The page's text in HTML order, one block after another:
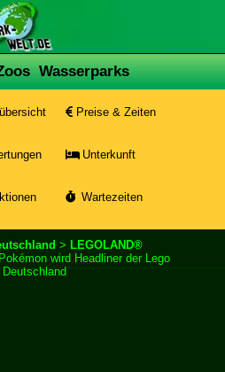
Wasserparks
Preise & Zeiten
Unterkunft
Wartezeiten
> LEGOLAND®
wird Headliner der Lego